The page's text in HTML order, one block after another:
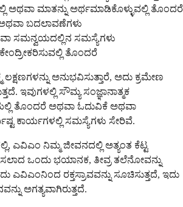
ಅಥವಾ ಮಾತನ್ನು ಅರ್ಥಮಾಡಿಕೊಳ್ಳುವಲ್ಲಿ ತೊಂದರೆ
ಅಥವಾ ಬದಲಾವಣೆಗಳು
ಸಮನ್ವಯದಲ್ಲಿನ ಸಮಸ್ಯೆಗಳು
ತೊಂದರೆ
ಲಕ್ಷಣಗಳನ್ನು ಅನುಭವಿಸುತ್ತಾರೆ, ಅದು ಕ್ರಮೇಣ
ಇವುಗಳಲ್ಲಿ ಸೌಮ್ಯ ಸಂಜ್ಞಾನಾತ್ಮಕ
ತೊಂದರೆ ಅಥವಾ ಓದುವಿಕೆ ಅಥವಾ
ಕಾರ್ಯಗಳಲ್ಲಿ ಸಮಸ್ಯೆಗಳು ಸೇರಿವೆ.
ಎವಿಎಂ ನಿಮ್ಮ ಜೀವನದಲ್ಲಿ ಅತ್ಯಂತ ಕೆಟ್ಟ
ಒಂದು ಭಯಾನಕ, ತೀವ್ರ ತಲೆನೋವನ್ನು
ಎವಿಎಂನಿಂದ ರಕ್ತಸ್ರಾವವನ್ನು ಸೂಚಿಸುತ್ತದೆ, ಇದು
ಅಗತ್ಯವಾಗಿರುತ್ತದೆ.